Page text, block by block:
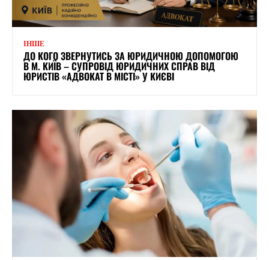
ІНШЕ
ДО КОГО ЗВЕРНУТИСЬ ЗА ЮРИДИЧНОЮ ДОПОМОГОЮ
В М. КИЇВ – СУПРОВІД ЮРИДИЧНИХ СПРАВ ВІД
ЮРИСТІВ «АДВОКАТ В МІСТІ» У КИЄВІ